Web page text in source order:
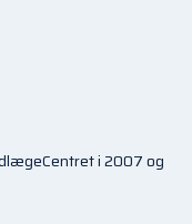
i 2007 og